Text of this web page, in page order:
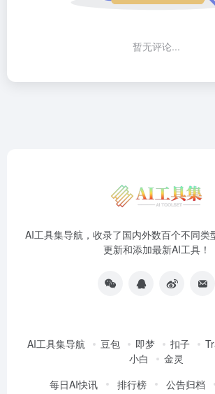
暂无评论...
AI工具集导航，收录了国内外数百个不同类
更新和添加最新AI工具！
AI工具集导航 豆包 即梦 扣子
小白
金灵
每日AI快讯
排行榜 公告归档